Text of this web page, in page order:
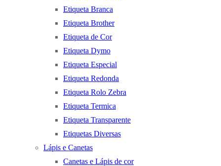
Etiqueta Branca
Etiqueta Brother
Etiqueta de Cor
Etiqueta Dymo
Etiqueta Especial
Etiqueta Redonda
Etiqueta Rolo Zebra
Etiqueta Termica
Etiqueta Transparente
Etiquetas Diversas
Lápis e Canetas
Canetas e Lápis de cor